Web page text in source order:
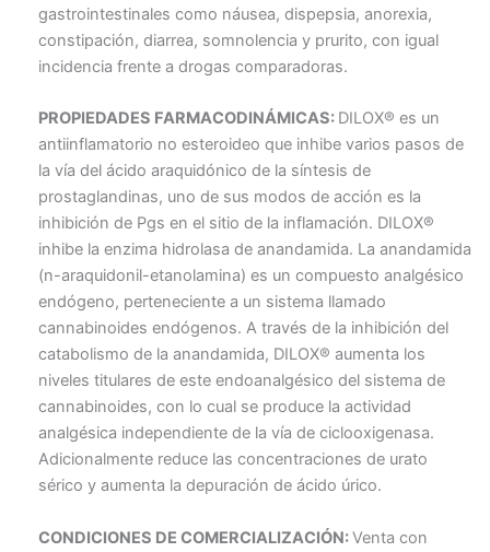
gastrointestinales como náusea, dispepsia, anorexia,
constipación, diarrea, somnolencia y prurito, con igual
incidencia frente a drogas comparadoras.
PROPIEDADES FARMACODINÁMICAS: DILOX® es un
antiinflamatorio no esteroideo que inhibe varios pasos de
la vía del ácido araquidónico de la síntesis de
prostaglandinas, uno de sus modos de acción es la
inhibición de Pgs en el sitio de la inflamación. DILOX®
inhibe la enzima hidrolasa de anandamida. La anandamida
(n-araquidonil-etanolamina) es un compuesto analgésico
endógeno, perteneciente a un sistema llamado
cannabinoides endógenos. A través de la inhibición del
catabolismo de la anandamida, DILOX® aumenta los
niveles titulares de este endoanalgésico del sistema de
cannabinoides, con lo cual se produce la actividad
analgésica independiente de la vía de ciclooxigenasa.
Adicionalmente reduce las concentraciones de urato
sérico y aumenta la depuración de ácido úrico.
CONDICIONES DE COMERCIALIZACIÓN:Venta con